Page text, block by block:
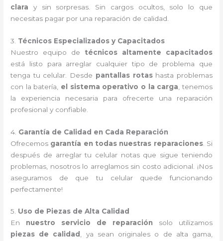
clara y sin sorpresas. Sin cargos ocultos, solo lo que
necesitas pagar por una reparación de calidad.
3. Técnicos Especializados y Capacitados
Nuestro equipo de técnicos altamente capacitados
está listo para arreglar cualquier tipo de problema que
tenga tu celular. Desde pantallas rotashasta problemas
con la batería, el sistema operativo o la carga , tenemos
la experiencia necesaria para ofrecerte una reparación
profesional y confiable.
4. Garantía de Calidad en Cada Reparación
Ofrecemos garantía en todas nuestras reparaciones. Si
después de arreglar tu celular notas que sigue teniendo
problemas, nosotros lo arreglamos sin costo adicional. ¡Nos
aseguramos de que tu celular quede funcionando
perfectamente!
5. Uso de Piezas de Alta Calidad
En nuestro servicio de reparación solo utilizamos
piezas de calidad , ya sean originales o de alta gama,